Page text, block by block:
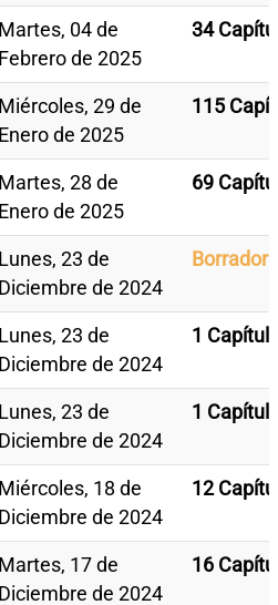
Martes, 04 de
Febrero de 2025
34
Miércoles, 29 de
Enero de 2025
115
Martes, 28 de
Enero de 2025
69
Lunes, 23 de
Diciembre de 2024
Borrador
Lunes, 23 de
Diciembre de 2024
1
Lunes, 23 de
Diciembre de 2024
1
Miércoles, 18 de
Diciembre de 2024
12
Martes, 17 de
Diciembre de 2024
16